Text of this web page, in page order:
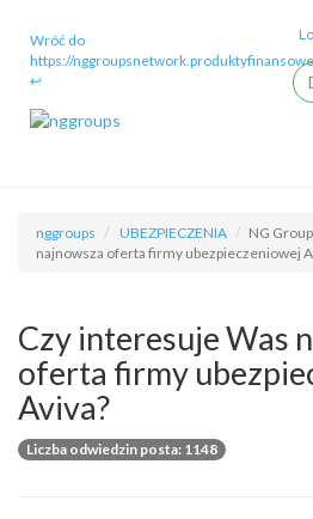
Wróć do
https://
↩
nggroups UBEZPIECZENIA
NG
najnowsza oferta firmy ubezpieczeniowej
Czy interesuje Was
oferta firmy
Aviva?
Liczba odwiedzin posta: 1148